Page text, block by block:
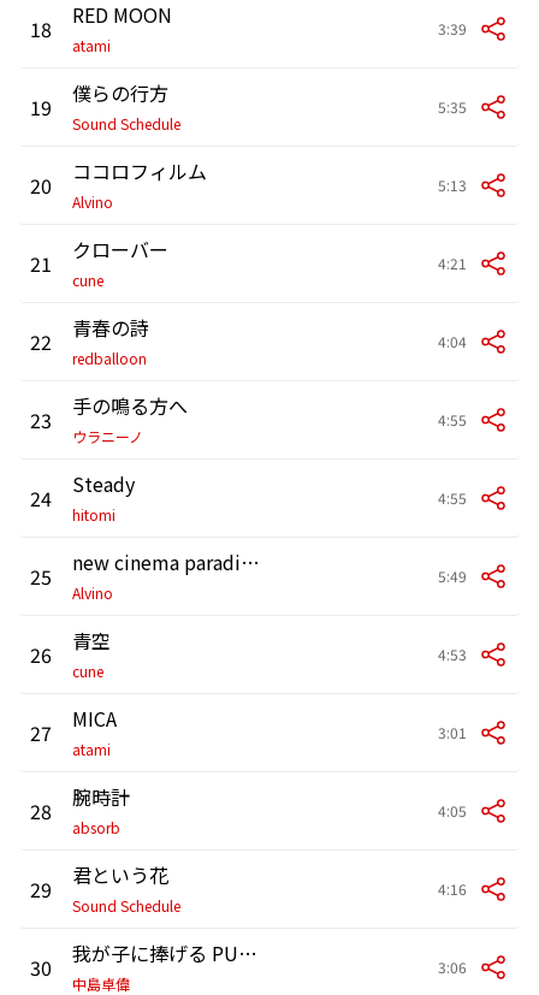
18 RED MOON
atami
3:39
19 僕らの行方
Sound Schedule
5:35
20 ココロフィルム
Alvino
5:13
21 クローバー
cune
4:21
22 青春の詩
redballoon
4:04
23 手の鳴る方へ
ウラニーノ
4:55
24 Steady
hitomi
4:55
25 new cinema paradigm
Alvino
5:49
26 青空
cune
4:53
27 MICA
atami
3:01
28 腕時計
absorb
4:05
29 君という花
Sound Schedule
4:16
30 我が子に捧げる PUNK SONG
中島卓偉
3:06